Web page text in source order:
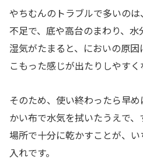
やちむんのトラブルで多いの
不足で、底や高台のまわり、
湿気がたまると、においの原
こもった感じが出たりしやすく
そのため、使い終わったら早
かい布で水気を拭いたうえで
場所で十分に乾かすことが、
入れです。